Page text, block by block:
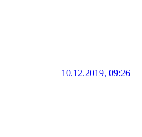
10.12.2019, 09:26